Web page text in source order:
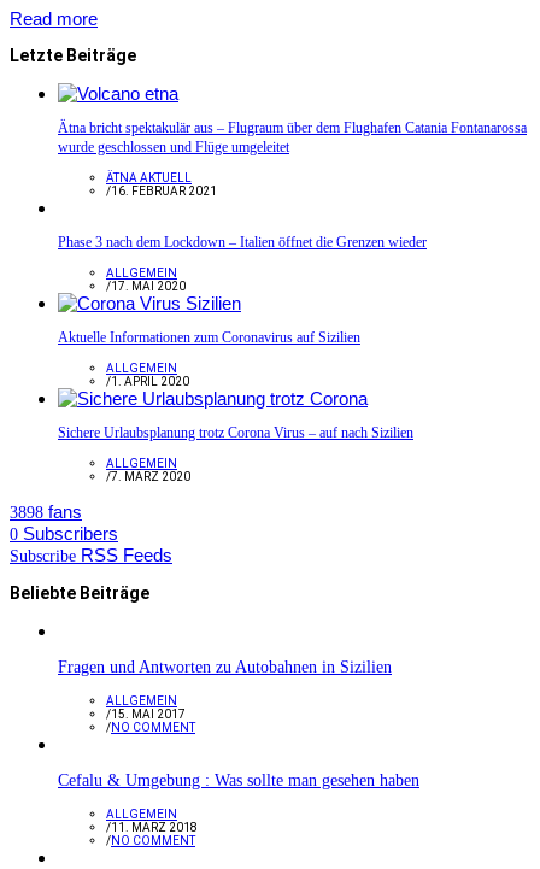
Read more
Letzte Beiträge
Ätna bricht spektakulär aus – Flugraum über dem Flughafen Catania Fontanarossa
wurde geschlossen und Flüge umgeleitet
ÄTNA AKTUELL
/16. FEBRUAR 2021
Phase 3 nach dem Lockdown – Italien öffnet die Grenzen wieder
ALLGEMEIN
/17. MAI 2020
Aktuelle Informationen zum Coronavirus auf Sizilien
ALLGEMEIN
/1. APRIL 2020
Sichere Urlaubsplanung trotz Corona Virus – auf nach Sizilien
ALLGEMEIN
/7. MÄRZ 2020
3898 fans
0 Subscribers
Subscribe RSS Feeds
Beliebte Beiträge
Fragen und Antworten zu Autobahnen in Sizilien
ALLGEMEIN
/15. MAI 2017
/NO COMMENT
Cefalu & Umgebung : Was sollte man gesehen haben
ALLGEMEIN
/11. MÄRZ 2018
/NO COMMENT